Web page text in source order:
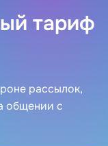
тариф
рассылок,
общении с